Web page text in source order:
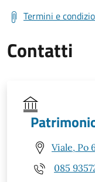
Termini e
Contatti
Viale, Po
085